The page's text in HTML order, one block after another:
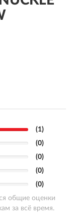
(1)
(0)
(0)
(0)
(0)
общие оценки
за всё время.